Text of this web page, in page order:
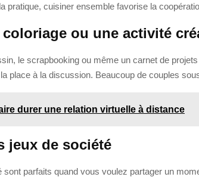
pratique, cuisiner ensemble favorise la
coloriage ou une activité
le scrapbooking ou même un carnet de
place à la discussion. Beaucoup de couples
durer une relation virtuelle à distance
jeux de société
sont parfaits quand vous voulez partager un